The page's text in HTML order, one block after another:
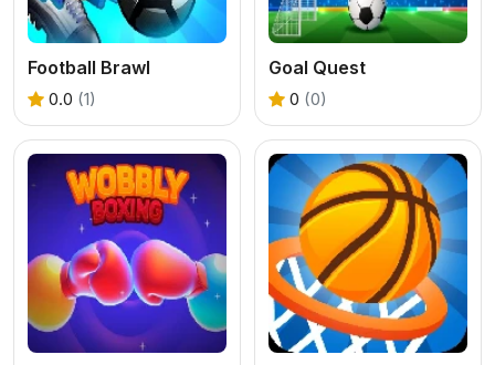
Football Brawl
0.0 (1)
Goal Quest
0 (0)